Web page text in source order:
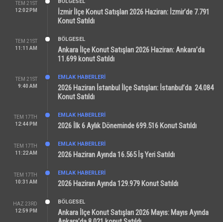
TEM 21ST
12:02 PM
BÖLGESEL
İzmir İlçe Konut Satışları 2026 Haziran: İzmir’de 7.791
Konut Satıldı
TEM 21ST
11:11 AM
BÖLGESEL
Ankara İlçe Konut Satışları 2026 Haziran: Ankara’da
11.699 konut Satıldı
TEM 21ST
9:40 AM
EMLAK HABERLERI
2026 Haziran İstanbul İlçe Satışları: İstanbul’da 24.084
Konut Satıldı
TEM 17TH
12:44 PM
EMLAK HABERLERI
2026 İlk 6 Aylık Döneminde 699.516 Konut Satıldı
TEM 17TH
11:22 AM
EMLAK HABERLERI
2026 Haziran Ayında 16.565 İş Yeri Satıldı
TEM 17TH
10:31 AM
EMLAK HABERLERI
2026 Haziran Ayında 129.979 Konut Satıldı
HAZ 23RD
12:59 PM
BÖLGESEL
Ankara İlçe Konut Satışları 2026 Mayıs: Mayıs Ayında